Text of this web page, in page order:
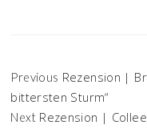
Previous Rezension |
bittersten Sturm“
Next Rezension |